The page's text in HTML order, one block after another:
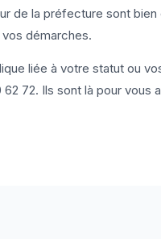
de la préfecture sont
démarches.
liée à votre statut ou
62 72. Ils sont là pour vous